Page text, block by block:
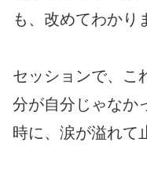
も、改めてわかり
セッションで、こ
分が自分じゃなか
時に、涙が溢れて